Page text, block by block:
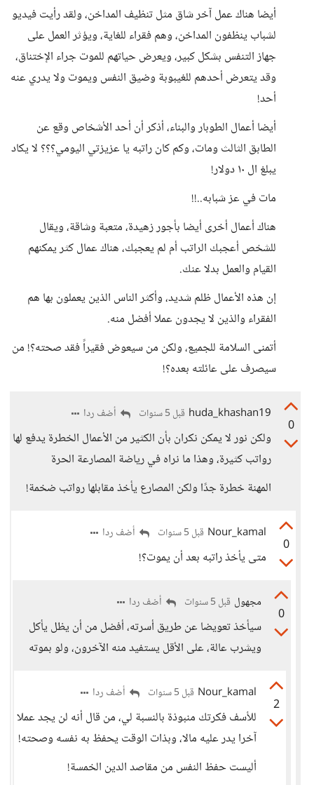
أيضا هناك عمل آخر شاق مثل تنظيف المداخن، ولقد رأيت فيديو
لشباب ينظفون المداخن، وهم فقراء للغاية، ويؤثر العمل على
جهاز التنفس بشكل كبير، ويعرض حياتهم للموت جراء الإختناق،
وقد يتعرض أحدهم للغيبوبة وضيق النفس ويموت ولا يدري عنه
أحد!
أيضا أعمال الطوبار والبناء، أذكر أن أحد الأشخاص وقع عن
الطابق الثالث ومات، وكم كان راتبه يا عزيزتي اليومي؟؟؟ لا يكاد
يبلغ ال ١٠ دولار!
مات في عز شبابه..!!
هناك أعمال أخرى أيضا بأجور زهيدة، متعبة وشاقة، ويقال
للشخص أعجبك الراتب أم لم يعجبك، هناك عمال كثر يمكنهم
القيام والعمل بدلا عنك.
إن هذه الأعمال ظلم شديد، وأكثر الناس الذين يعملون بها هم
الفقراء والذين لا يجدون عملا أفضل منه.
أتمنى السلامة للجميع، ولكن من سيعوض فقيراً فقد صحته؟! من
سيصرف على عائلته بعده؟!
0
huda_khashan19 قبل 5 سنوات أضف ردا
ولكن نور لا يمكن نكران بأن الكثير من الأعمال الخطرة يدفع لها
رواتب كثيرة، وهذا ما نراه في رياضة المصارعة الحرة
المهنة خطرة جدًا ولكن المصارع يأخذ مقابلها رواتب ضخمة!
0
Nour_kamal قبل 5 سنوات أضف ردا
متى يأخذ راتبه بعد أن يموت؟!
0
مجهول قبل 5 سنوات أضف ردا
سيأخذ تعويضا عن طريق أسرته، أفضل من أن يظل يأكل
ويشرب عالة، على الأقل يستفيد منه الآخرون، ولو بموته
2
Nour_kamal قبل 5 سنوات أضف ردا
للأسف فكرتك منبوذة بالنسبة لي، من قال أنه لن يجد عملا
آخرا يدر عليه مالا، وبذات الوقت يحفظ به نفسه وصحته!
أليست حفظ النفس من مقاصد الدين الخمسة!